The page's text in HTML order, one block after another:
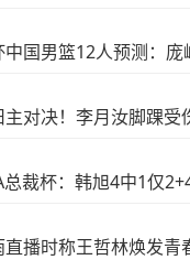
中国男篮12人预测：
主对决！李月汝脚踝
总裁杯：韩旭4中1仅
直播时称王哲林焕发